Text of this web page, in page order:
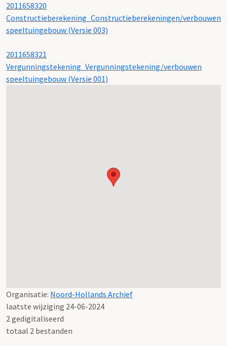
2011658320
Constructieberekening_Constructieberekeningen/verbouwen
speeltuingebouw (Versie 003)
2011658321
Vergunningstekening_Vergunningstekening/verbouwen
speeltuingebouw (Versie 001)
Organisatie: Noord-Hollands Archief
laatste wijziging 24-06-2024
2 gedigitaliseerd
totaal 2 bestanden